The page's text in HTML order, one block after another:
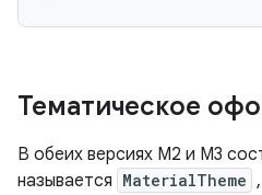
Тематическое
В обеих версиях M2 и M3
называется MaterialTheme